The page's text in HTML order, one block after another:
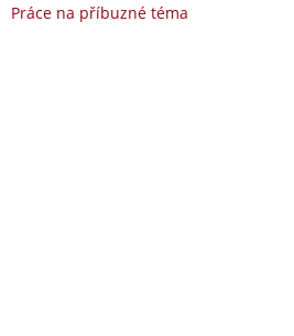
Práce na příbuzné téma